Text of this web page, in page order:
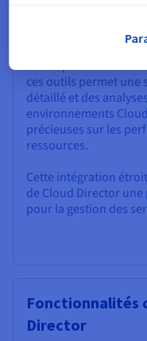
définie par logiciel,
pour les machines
ARIA Operations et
ces outils permet une
détaillé et des
environnements
précieuses sur les
ressources.
Cette intégration
de Cloud Director
pour la gestion des
Fonctionnalités
Director